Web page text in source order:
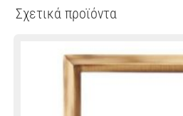
Σχετικά προϊόντα